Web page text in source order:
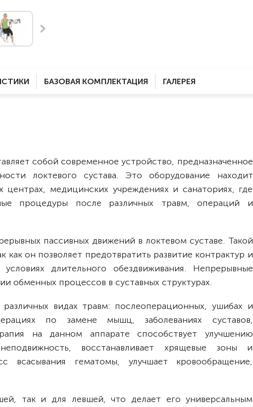
электроприводом
Скутеры
Оборудование с туалетом
колясок
Вертикализаторы
Кровати для дома
Кислородное оборудование
Для бассейна
Для ванны
Для дома
БАЗОВАЯ КОМПЛЕКТАЦИЯ ГАЛЕРЕЯ
собой современное устройство, предназначенное
локтевого сустава. Это оборудование находит
медицинских учреждениях и санаториях, где
процедуры после различных травм, операций и
пассивных движений в локтевом суставе. Такой
он позволяет предотвратить развитие контрактур и
длительного обездвиживания. Непрерывные
обменных процессов в суставных структурах.
видах травм: послеоперационных, ушибах и
по замене мышц, заболеваниях суставов,
на данном аппарате способствует улучшению
восстанавливает хрящевые зоны и
всасывания гематомы, улучшает кровообращение,
так и для левшей, что делает его универсальным